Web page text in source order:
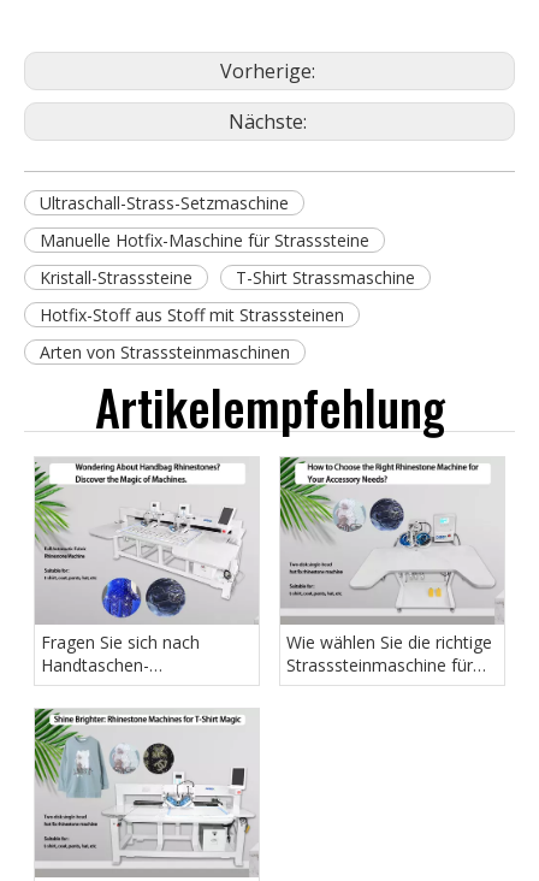
Vorherige:
Nächste:
Ultraschall-Strass-Setzmaschine
Manuelle Hotfix-Maschine für Strasssteine
Kristall-Strasssteine
T-Shirt Strassmaschine
Hotfix-Stoff aus Stoff mit Strasssteinen
Arten von Strasssteinmaschinen
Artikelempfehlung
Fragen Sie sich nach
Handtaschen-
Strasssteinen?Entdecken
Sie die Magie der
Maschinen.
Wie wählen Sie die richtige
Strasssteinmaschine für
Ihren Zubehörbedarf aus?